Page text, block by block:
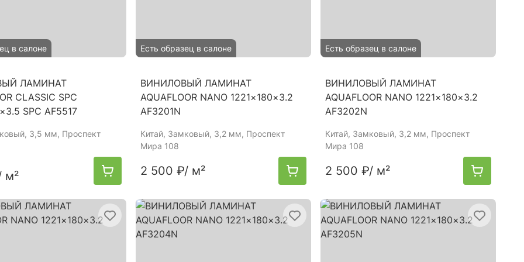
в салоне
ЛАМИНАТ
CLASSIC SPC
SPC AF5517
3,5 мм, Проспект
м²
Есть образец в салоне
ВИНИЛОВЫЙ ЛАМИНАТ
AQUAFLOOR NANO 1221×180×3.2
AF3201N
Китай, Замковый, 3,2 мм, Проспект
Мира 108
2 500 ₽/ м²
Есть образец в салоне
ВИНИЛОВЫЙ ЛАМИНАТ
AQUAFLOOR NANO 1221×180×3.2
AF3202N
Китай, Замковый, 3,2 мм, Проспект
Мира 108
2 500 ₽/ м²